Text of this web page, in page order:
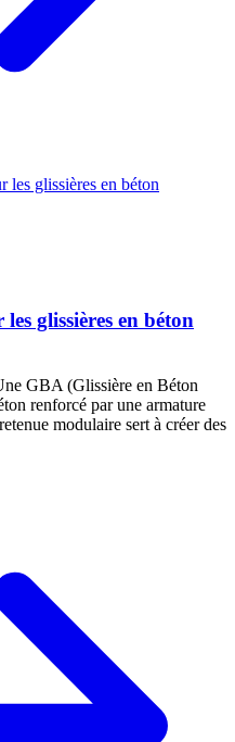
glissières en béton
GBA (Glissière en Béton
renforcé par une armature
modulaire sert à créer des